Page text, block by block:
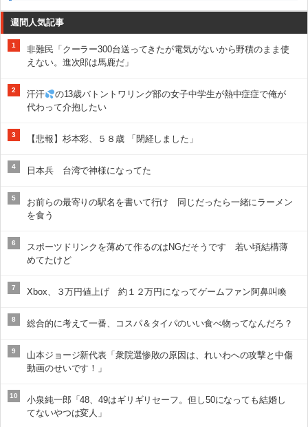
週間人気記事
1
非難民「クーラー300台送ってきたが電気がないから野積のまま使
えない。進次郎は馬鹿だ」
2 汗汗
の13歳バトントワリング部の女子中学生が熱中症症で俺が
代わって介抱したい
3 【悲報】杉本彩、５８歳 「閉経しました」
4 日本兵 台湾で神様になってた
5
お前らの最寄りの駅名を書いて行け 同じだったら一緒にラーメン
を食う
6
スポーツドリンクを薄めて作るのはNGだそうです 若い頃結構薄
めてたけど
7 Xbox、３万円値上げ 約１２万円になってゲームファン阿鼻叫喚
8 総合的に考えて一番、コスパ＆タイパのいい食べ物ってなんだろ？
9
山本ジョージ新代表「衆院選惨敗の原因は、れいわへの攻撃と中傷
動画のせいです！」
10
小泉純一郎「48、49はギリギリセーフ。但し50になっても結婚し
てないやつは変人」